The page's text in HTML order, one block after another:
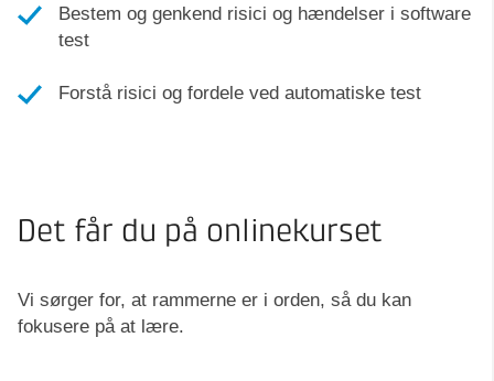
Bestem og genkend risici og hændelser i software
test
Forstå risici og fordele ved automatiske test
Det får du på onlinekurset
Vi sørger for, at rammerne er i orden, så du kan
fokusere på at lære.